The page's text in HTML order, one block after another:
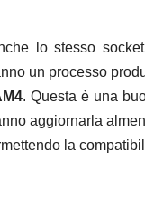
lo stesso
un processo
. Questa è una
aggiornarla
la